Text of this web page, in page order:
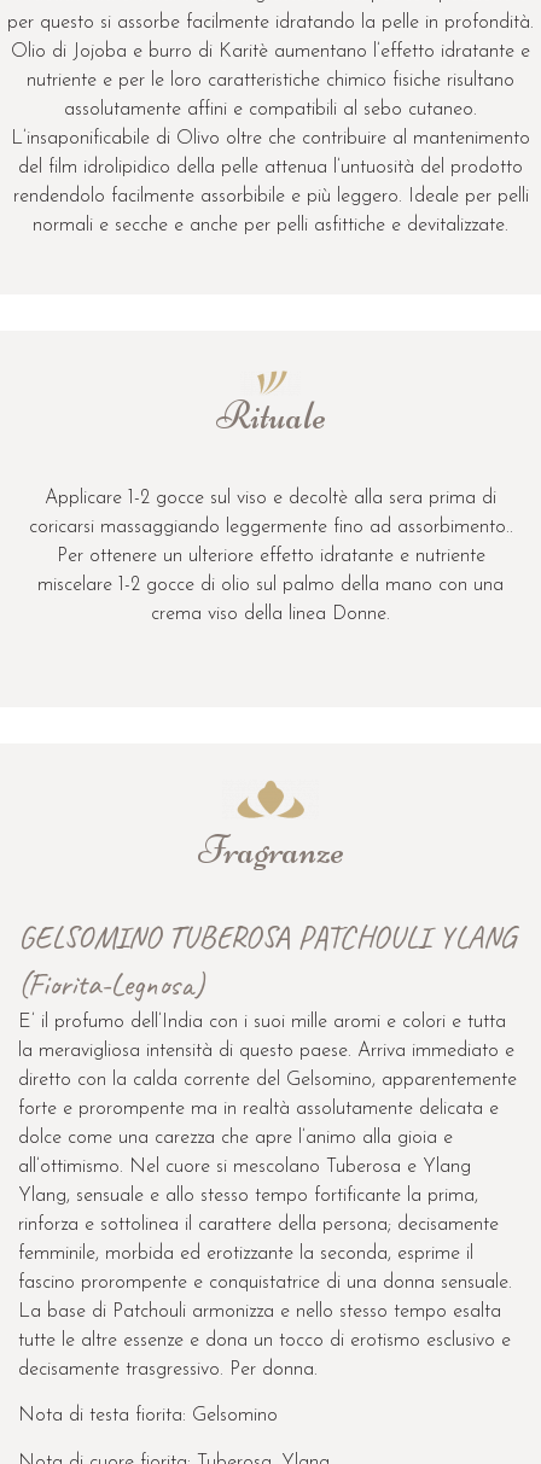
per questo si assorbe facilmente idratando la pelle in profondità.
Olio di Jojoba e burro di Karitè aumentano l’effetto idratante e
nutriente e per le loro caratteristiche chimico fisiche risultano
assolutamente affini e compatibili al sebo cutaneo.
L’insaponificabile di Olivo oltre che contribuire al mantenimento
del film idrolipidico della pelle attenua l’untuosità del prodotto
rendendolo facilmente assorbibile e più leggero. Ideale per pelli
normali e secche e anche per pelli asfittiche e devitalizzate.
Rituale
Applicare 1-2 gocce sul viso e decoltè alla sera prima di
coricarsi massaggiando leggermente fino ad assorbimento..
Per ottenere un ulteriore effetto idratante e nutriente
miscelare 1-2 gocce di olio sul palmo della mano con una
crema viso della linea Donne.
Fragranze
GELSOMINO TUBEROSA PATCHOULI YLANG
(Fiorita-Legnosa)
E’ il profumo dell’India con i suoi mille aromi e colori e tutta
la meravigliosa intensità di questo paese. Arriva immediato e
diretto con la calda corrente del Gelsomino, apparentemente
forte e prorompente ma in realtà assolutamente delicata e
dolce come una carezza che apre l’animo alla gioia e
all’ottimismo. Nel cuore si mescolano Tuberosa e Ylang
Ylang, sensuale e allo stesso tempo fortificante la prima,
rinforza e sottolinea il carattere della persona; decisamente
femminile, morbida ed erotizzante la seconda, esprime il
fascino prorompente e conquistatrice di una donna sensuale.
La base di Patchouli armonizza e nello stesso tempo esalta
tutte le altre essenze e dona un tocco di erotismo esclusivo e
decisamente trasgressivo. Per donna.
Nota di testa fiorita: Gelsomino